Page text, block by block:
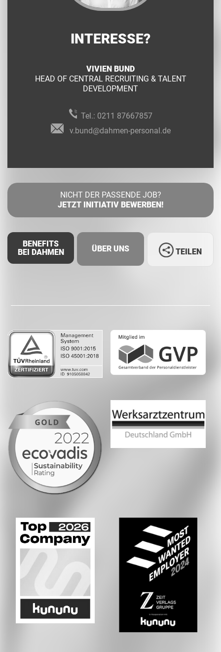
INTERESSE?
VIVIEN BUND
HEAD OF CENTRAL RECRUITING & TALENT
DEVELOPMENT
Tel.: 0211 87667857
v.bund@dahmen-personal.de
NICHT DER PASSENDE JOB?
JETZT INITIATIV BEWERBEN!
BENEFITS
BEI DAHMEN
ÜBER UNS TEILEN